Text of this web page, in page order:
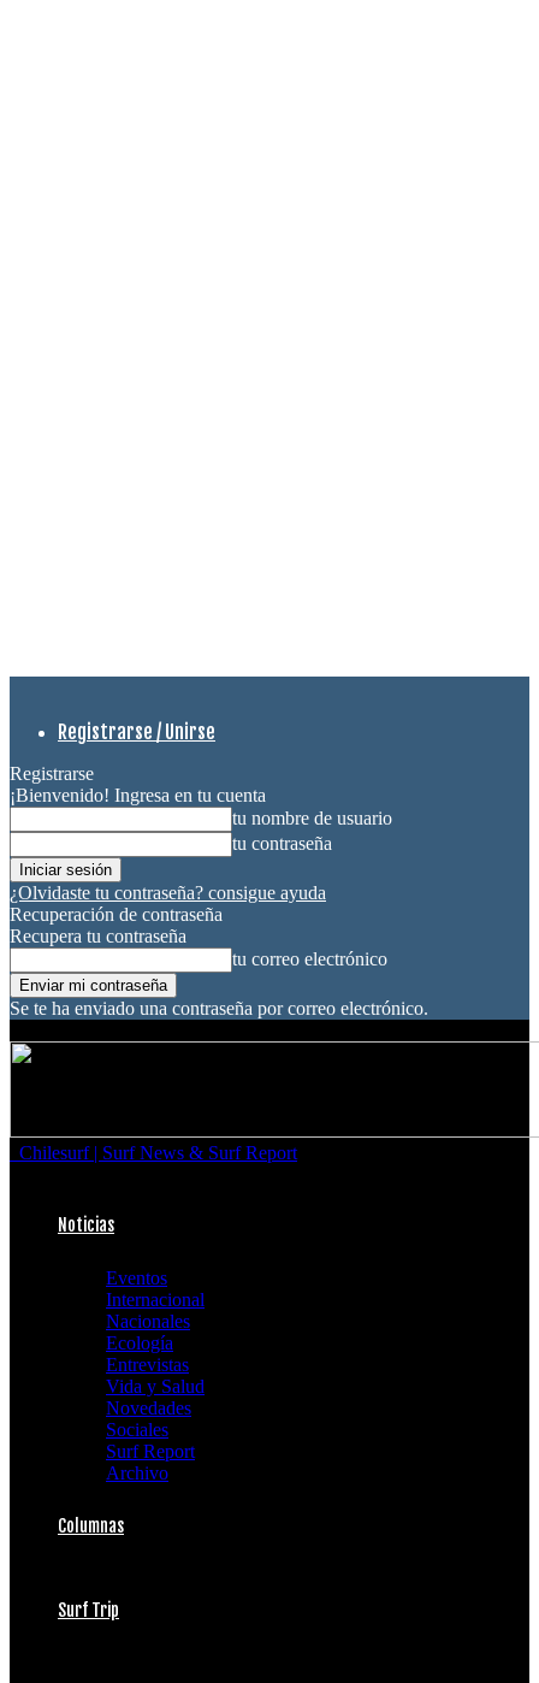
Registrarse / Unirse
Registrarse
¡Bienvenido! Ingresa en tu cuenta
tu nombre de usuario
tu contraseña
¿Olvidaste tu contraseña? consigue ayuda
Recuperación de contraseña
Recupera tu contraseña
tu correo electrónico
Se te ha enviado una contraseña por correo electrónico.
Chilesurf | Surf News & Surf Report
Noticias
Eventos
Internacional
Nacionales
Ecología
Entrevistas
Vida y Salud
Novedades
Sociales
Surf Report
Archivo
Columnas
Surf Trip